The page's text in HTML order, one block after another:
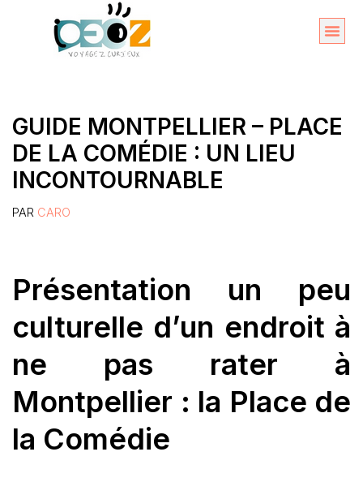
GUIDE MONTPELLIER – PLACE
DE LA COMÉDIE : UN LIEU
INCONTOURNABLE
PAR CARO
Présentation un peu
culturelle d’un endroit à
ne pas rater à
Montpellier : la Place de
la Comédie